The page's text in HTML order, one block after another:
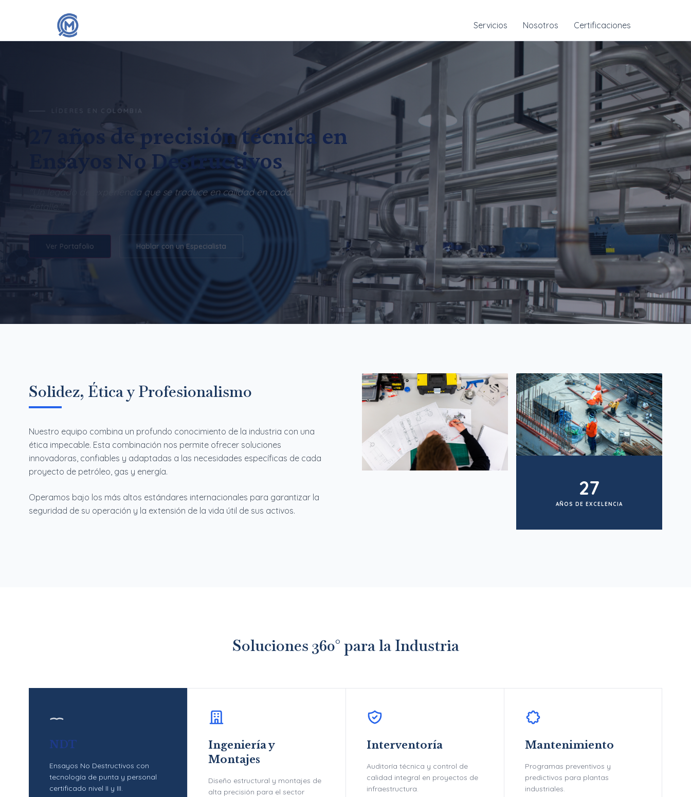
Servicios Nosotros Certificaciones
LÍDERES EN COLOMBIA
27 años de precisión técnica en
Ensayos No Destructivos
"Un legado de experiencia que se traduce en calidad en cada
Ver Portafolio Hablar con un Especialista
Solidez, Ética y Profesionalismo
Nuestro equipo combina un profundo conocimiento de la industria con una
ética impecable. Esta combinación nos permite ofrecer soluciones
innovadoras, confiables y adaptadas a las necesidades específicas de cada
proyecto de petróleo, gas y energía.
Operamos bajo los más altos estándares internacionales para garantizar la
seguridad de su operación y la extensión de la vida útil de sus activos.
27
AÑOS DE EXCELENCIA
Soluciones 360° para la Industria
NDT
Ensayos No Destructivos con
tecnología de punta y personal
certificado nivel II y III.
Ingeniería y
Montajes
Diseño estructural y montajes de
alta precisión para el sector
Interventoría
Auditoría técnica y control de
calidad integral en proyectos de
infraestructura.
Mantenimiento
Programas preventivos y
predictivos para plantas
industriales.